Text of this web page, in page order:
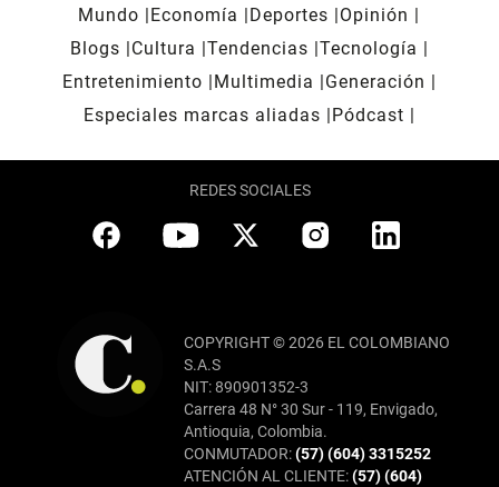
Mundo Economía Deportes
Opinión
Blogs
Cultura Tendencias Tecnología
Entretenimiento
Multimedia
Generación
Especiales marcas aliadas
Pódcast
REDES SOCIALES
COPYRIGHT © 2026 EL COLOMBIANO
S.A.S
NIT: 890901352-3
Carrera 48 N° 30 Sur - 119, Envigado,
Antioquia, Colombia.
CONMUTADOR:(57) (604) 3315252
ATENCIÓN AL CLIENTE:(57) (604)